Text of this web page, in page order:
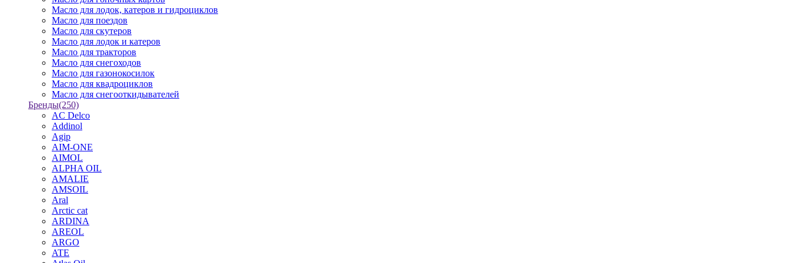
Масло для лодок, катеров и гидроциклов
Масло для поездов
Масло для скутеров
Масло для лодок и катеров
Масло для тракторов
Масло для снегоходов
Масло для газонокосилок
Масло для квадроциклов
Масло для снегооткидывателей
Бренды(250)
AC Delco
Addinol
Agip
AIM-ONE
AIMOL
ALPHA OIL
AMALIE
AMSOIL
Aral
Arctic cat
ARDINA
AREOL
ARGO
ATE